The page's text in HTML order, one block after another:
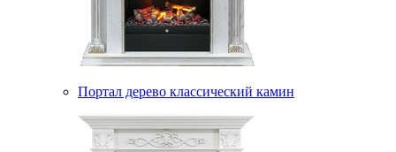
Портал дерево классический камин